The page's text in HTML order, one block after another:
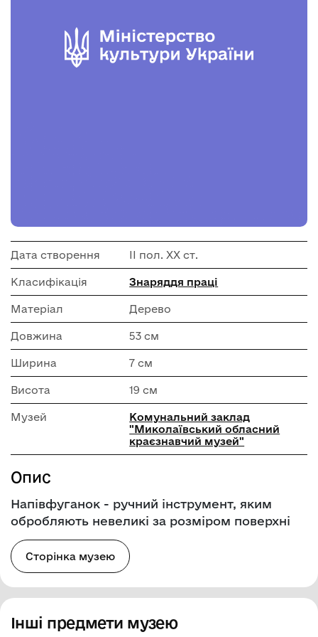
Дата створення ІІ пол. ХХ ст.
Класифікація Знаряддя праці
Матеріал Дерево
Довжина 53 см
Ширина 7 см
Висота 19 см
Музей
Комунальний заклад
"Миколаївський обласний
краєзнавчий музей"
Опис
Напівфуганок - ручний інструмент, яким
обробляють невеликі за розміром поверхні
Сторінка музею
Інші предмети музею